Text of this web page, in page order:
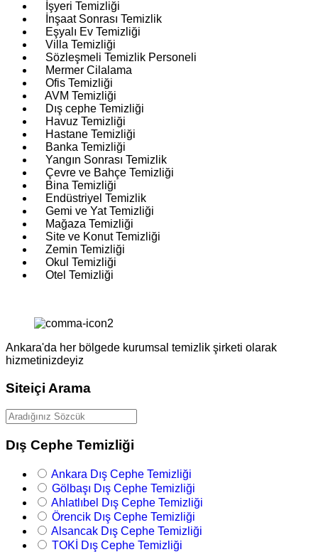
İşyeri Temizliği
İnşaat Sonrası Temizlik
Eşyalı Ev Temizliği
Villa Temizliği
Sözleşmeli Temizlik Personeli
Mermer Cilalama
Ofis Temizliği
AVM Temizliği
Dış cephe Temizliği
Havuz Temizliği
Hastane Temizliği
Banka Temizliği
Yangın Sonrası Temizlik
Çevre ve Bahçe Temizliği
Bina Temizliği
Endüstriyel Temizlik
Gemi ve Yat Temizliği
Mağaza Temizliği
Site ve Konut Temizliği
Zemin Temizliği
Okul Temizliği
Otel Temizliği
Ankara'da her bölgede kurumsal temizlik şirketi olarak
hizmetinizdeyiz
Siteiçi Arama
Dış Cephe Temizliği
Ankara Dış Cephe Temizliği
Gölbaşı Dış Cephe Temizliği
Ahlatlıbel Dış Cephe Temizliği
Örencik Dış Cephe Temizliği
Alsancak Dış Cephe Temizliği
TOKİ Dış Cephe Temizliği